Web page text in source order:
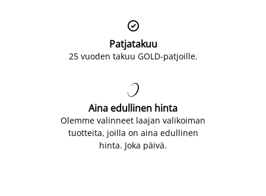

Patjatakuu
25 vuoden takuu GOLD-patjoille.

Aina edullinen hinta
Olemme valinneet laajan valikoiman
tuotteita, joilla on aina edullinen
hinta. Joka päivä.